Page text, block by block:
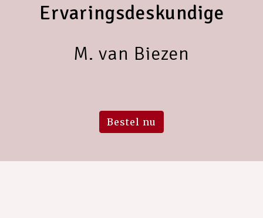
Ervaringsdeskundige
M. van Biezen
Bestel nu